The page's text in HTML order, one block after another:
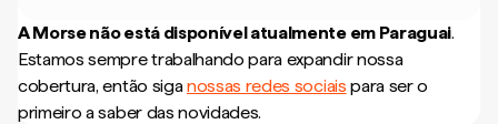
A Morse não está disponível atualmente em Paraguai.
Estamos sempre trabalhando para expandir nossa
cobertura, então siganossas redes sociais para ser o
primeiro a saber das novidades.